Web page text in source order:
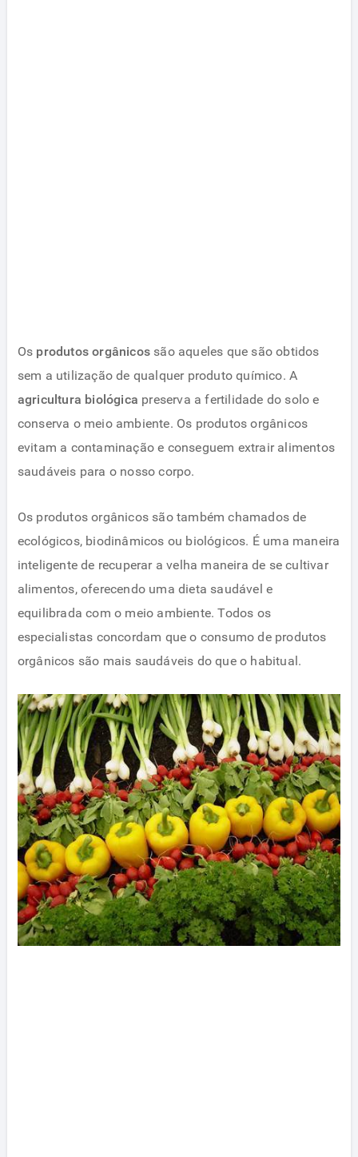
Os produtos orgânicossão aqueles que são obtidos
sem a utilização de qualquer produto químico. A
agricultura biológica preserva a fertilidade do solo e
conserva o meio ambiente. Os produtos orgânicos
evitam a contaminação e conseguem extrair alimentos
saudáveis ​​para o nosso corpo.
Os produtos orgânicos são também chamados de
ecológicos, biodinâmicos ou biológicos. É uma maneira
inteligente de recuperar a velha maneira de se cultivar
alimentos, oferecendo uma dieta saudável e
equilibrada com o meio ambiente. Todos os
especialistas concordam que o consumo de produtos
orgânicos são mais saudáveis ​​do que o habitual.